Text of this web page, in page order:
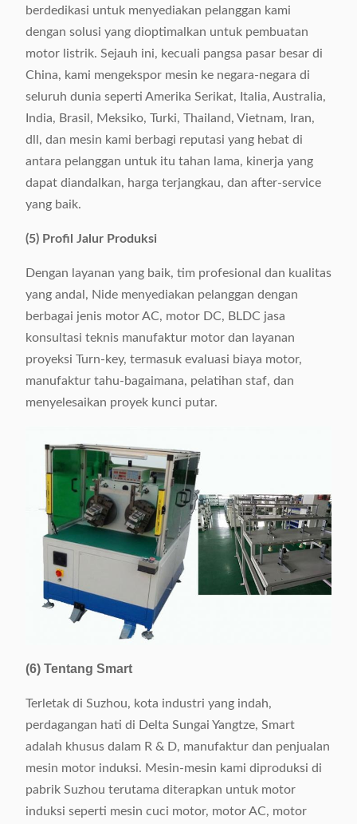
berdedikasi untuk menyediakan pelanggan kami
dengan solusi yang dioptimalkan untuk pembuatan
motor listrik. Sejauh ini, kecuali pangsa pasar besar di
China, kami mengekspor mesin ke negara-negara di
seluruh dunia seperti Amerika Serikat, Italia, Australia,
India, Brasil, Meksiko, Turki, Thailand, Vietnam, Iran,
dll, dan mesin kami berbagi reputasi yang hebat di
antara pelanggan untuk itu tahan lama, kinerja yang
dapat diandalkan, harga terjangkau, dan after-service
yang baik.
(5) Profil Jalur Produksi
Dengan layanan yang baik, tim profesional dan kualitas
yang andal, Nide menyediakan pelanggan dengan
berbagai jenis motor AC, motor DC, BLDC jasa
konsultasi teknis manufaktur motor dan layanan
proyeksi Turn-key, termasuk evaluasi biaya motor,
manufaktur tahu-bagaimana, pelatihan staf, dan
menyelesaikan proyek kunci putar.
(6) Tentang Smart
Terletak di Suzhou, kota industri yang indah,
perdagangan hati di Delta Sungai Yangtze, Smart
adalah khusus dalam R & D, manufaktur dan penjualan
mesin motor induksi. Mesin-mesin kami diproduksi di
pabrik Suzhou terutama diterapkan untuk motor
induksi seperti mesin cuci motor, motor AC, motor